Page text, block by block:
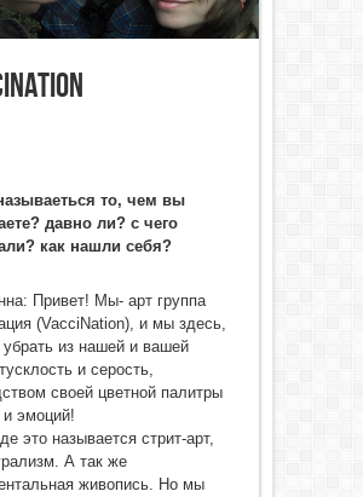
то, чем вы
давно ли? с чего
как нашли себя?
Привет! Мы- арт группа
(VacciNation), и мы здесь,
из нашей и вашей
и серость,
своей цветной палитры
и эмоций!
это называется стрит-арт,
А так же
живопись. Но мы